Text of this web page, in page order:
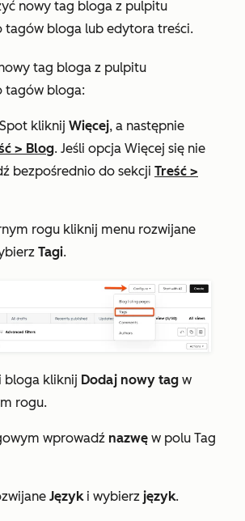
nowy tag bloga z pulpitu
tagów bloga lub edytora treści.
tag bloga z pulpitu
tagów bloga:
kliknij Więcej, a następnie
> Blog. Jeśli opcja Więcej się nie
bezpośrednio do sekcji Treść >
rogu kliknij menu rozwijane
Tagi.
bloga kliknij Dodaj nowy tag w
rogu.
wprowadź nazwę w polu Tag
Język i wybierz język.